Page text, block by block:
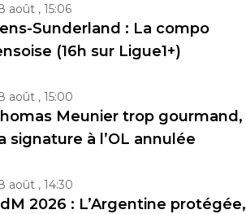
août , 15:06
Sunderland : La compo
(16h sur Ligue1+)
août , 15:00
Meunier trop gourmand,
signature à l’OL annulée
août , 14:30
2026 : L’Argentine protégée,